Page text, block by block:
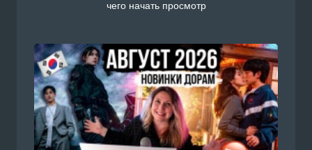
чего начать просмотр